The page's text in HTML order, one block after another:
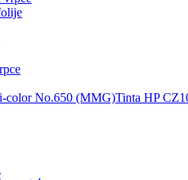
Tinta HP